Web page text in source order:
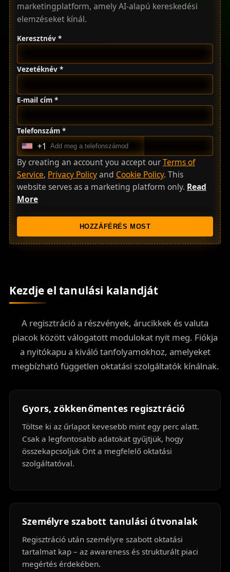
marketingplatform, amely AI-alapú kereskedési
elemzéseket kínál.
Keresztnév *
Vezetéknév *
E-mail cím *
Telefonszám *
U
n
i
t
e
t
a
+
+1
By creating an account you accept ourTerms of
Service, Privacy Policyand Cookie Policy. This
website serves as a marketing platform only. Read
More
HOZZÁFÉRÉS MOST
Kezdje el tanulási kalandját
A regisztráció a részvények, árucikkek és valuta
piacok között válogatott modulokat nyit meg. Fiókja
a nyitókapu a kiváló tanfolyamokhoz, amelyeket
megbízható független oktatási szolgáltatók kínálnak.
Gyors, zökkenőmentes regisztráció
Töltse ki az űrlapot kevesebb mint egy perc alatt.
Csak a legfontosabb adatokat gyűjtjük, hogy
összekapcsoljuk Önt a megfelelő oktatási
szolgáltatóval.
Személyre szabott tanulási útvonalak
Regisztráció után személyre szabott oktatási
tartalmat kap – az awareness és strukturált piaci
megértés érdekében.